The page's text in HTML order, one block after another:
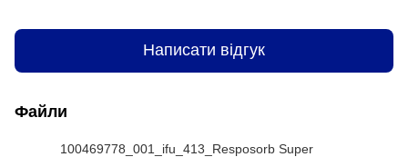
Написати відгук
Файли
100469778_001_ifu_413_Resposorb Super